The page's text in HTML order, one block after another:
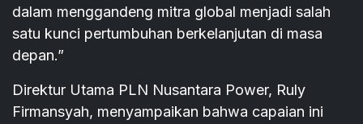
dalam menggandeng mitra global menjadi salah
satu kunci pertumbuhan berkelanjutan di masa
depan.”
Direktur Utama PLN Nusantara Power, Ruly
Firmansyah, menyampaikan bahwa capaian ini